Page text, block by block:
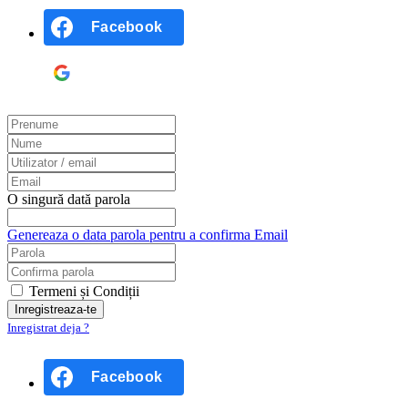
Facebook
O singură dată parola
Genereaza o data parola pentru a confirma Email
Termeni și Condiții
Inregistrat deja ?
Facebook